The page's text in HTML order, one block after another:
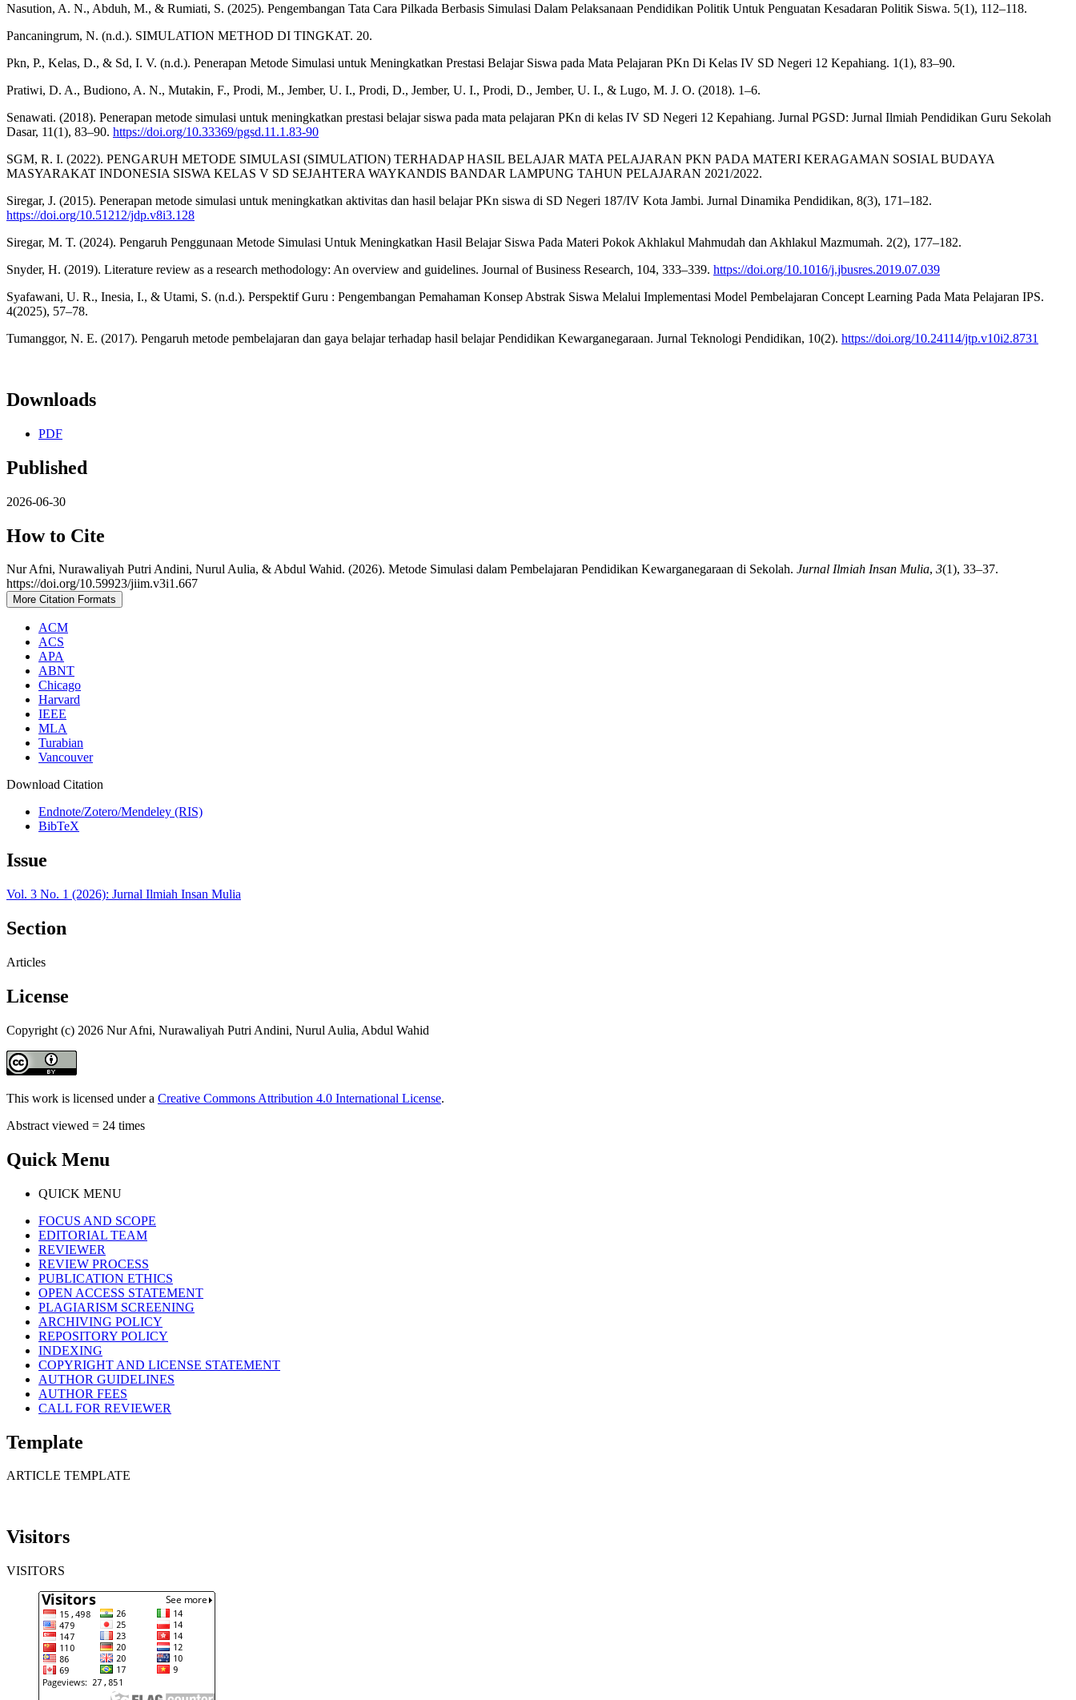
Nasution, A. N., Abduh, M., & Rumiati, S. (2025). Pengembangan Tata Cara Pilkada Berbasis Simulasi Dalam Pelaksanaan Pendidikan Politik Untuk Penguatan Kesadaran Politik Siswa. 5(1), 112–118.
Pancaningrum, N. (n.d.). SIMULATION METHOD DI TINGKAT. 20.
Pkn, P., Kelas, D., & Sd, I. V. (n.d.). Penerapan Metode Simulasi untuk Meningkatkan Prestasi Belajar Siswa pada Mata Pelajaran PKn Di Kelas IV SD Negeri 12 Kepahiang. 1(1), 83–90.
Pratiwi, D. A., Budiono, A. N., Mutakin, F., Prodi, M., Jember, U. I., Prodi, D., Jember, U. I., Prodi, D., Jember, U. I., & Lugo, M. J. O. (2018). 1–6.
Senawati. (2018). Penerapan metode simulasi untuk meningkatkan prestasi belajar siswa pada mata pelajaran PKn di kelas IV SD Negeri 12 Kepahiang. Jurnal PGSD: Jurnal Ilmiah Pendidikan Guru Sekolah
Dasar, 11(1), 83–90. https://doi.org/10.33369/pgsd.11.1.83-90
SGM, R. I. (2022). PENGARUH METODE SIMULASI (SIMULATION) TERHADAP HASIL BELAJAR MATA PELAJARAN PKN PADA MATERI KERAGAMAN SOSIAL BUDAYA
MASYARAKAT INDONESIA SISWA KELAS V SD SEJAHTERA WAYKANDIS BANDAR LAMPUNG TAHUN PELAJARAN 2021/2022.
Siregar, J. (2015). Penerapan metode simulasi untuk meningkatkan aktivitas dan hasil belajar PKn siswa di SD Negeri 187/IV Kota Jambi. Jurnal Dinamika Pendidikan, 8(3), 171–182.
https://doi.org/10.51212/jdp.v8i3.128
Siregar, M. T. (2024). Pengaruh Penggunaan Metode Simulasi Untuk Meningkatkan Hasil Belajar Siswa Pada Materi Pokok Akhlakul Mahmudah dan Akhlakul Mazmumah. 2(2), 177–182.
Snyder, H. (2019). Literature review as a research methodology: An overview and guidelines. Journal of Business Research, 104, 333–339. https://doi.org/10.1016/j.jbusres.2019.07.039
Syafawani, U. R., Inesia, I., & Utami, S. (n.d.). Perspektif Guru : Pengembangan Pemahaman Konsep Abstrak Siswa Melalui Implementasi Model Pembelajaran Concept Learning Pada Mata Pelajaran IPS.
4(2025), 57–78.
Tumanggor, N. E. (2017). Pengaruh metode pembelajaran dan gaya belajar terhadap hasil belajar Pendidikan Kewarganegaraan. Jurnal Teknologi Pendidikan, 10(2). https://doi.org/10.24114/jtp.v10i2.8731
Downloads
PDF
Published
2026-06-30
How to Cite
Nur Afni, Nurawaliyah Putri Andini, Nurul Aulia, & Abdul Wahid. (2026). Metode Simulasi dalam Pembelajaran Pendidikan Kewarganegaraan di Sekolah. Jurnal Ilmiah Insan Mulia, 3(1), 33–37.
https://doi.org/10.59923/jiim.v3i1.667
More Citation Formats
ACM
ACS
APA
ABNT
Chicago
Harvard
IEEE
MLA
Turabian
Vancouver
Download Citation
Endnote/Zotero/Mendeley (RIS)
BibTeX
Issue
Vol. 3 No. 1 (2026): Jurnal Ilmiah Insan Mulia
Section
Articles
License
Copyright (c) 2026 Nur Afni, Nurawaliyah Putri Andini, Nurul Aulia, Abdul Wahid
This work is licensed under a Creative Commons Attribution 4.0 International License.
Abstract viewed = 24 times
Quick Menu
QUICK MENU
FOCUS AND SCOPE
EDITORIAL TEAM
REVIEWER
REVIEW PROCESS
PUBLICATION ETHICS
OPEN ACCESS STATEMENT
PLAGIARISM SCREENING
ARCHIVING POLICY
REPOSITORY POLICY
INDEXING
COPYRIGHT AND LICENSE STATEMENT
AUTHOR GUIDELINES
AUTHOR FEES
CALL FOR REVIEWER
Template
ARTICLE TEMPLATE
Visitors
VISITORS